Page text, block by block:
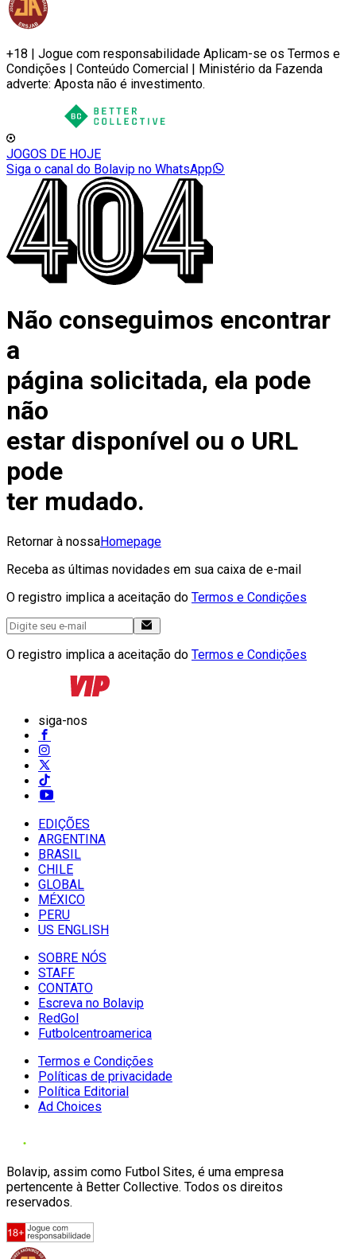
+18 | Jogue com responsabilidade Aplicam-se os Termos e
Condições | Conteúdo Comercial | Ministério da Fazenda
adverte: Aposta não é investimento.
JOGOS DE HOJE
Siga o canal do Bolavip no WhatsApp
Não conseguimos encontrar
a
página solicitada, ela pode
não
estar disponível ou o URL
pode
ter mudado.
Retornar à nossaHomepage
Receba as últimas novidades em sua caixa de e-mail
O registro implica a aceitação do Termos e Condições
O registro implica a aceitação do Termos e Condições
siga-nos
EDIÇÕES
ARGENTINA
BRASIL
CHILE
GLOBAL
MÉXICO
PERU
US ENGLISH
SOBRE NÓS
STAFF
CONTATO
Escreva no Bolavip
RedGol
Futbolcentroamerica
Termos e Condições
Políticas de privacidade
Política Editorial
Ad Choices
Bolavip, assim como Futbol Sites, é uma empresa
pertencente à Better Collective. Todos os direitos
reservados.